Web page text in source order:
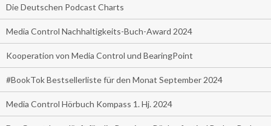
Die Deutschen Podcast Charts
Media Control Nachhaltigkeits-Buch-Award 2024
Kooperation von Media Control und BearingPoint
#BookTok Bestsellerliste für den Monat September 2024
Media Control Hörbuch Kompass 1. Hj. 2024